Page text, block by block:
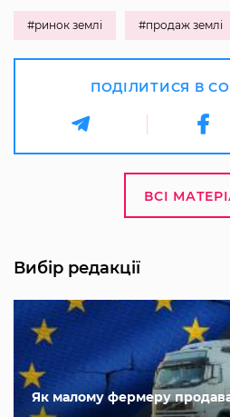
#ринок землі #продаж землі
ПОДІЛИТИСЯ В
ВСІ
Вибір редакції
Як малому фермеру